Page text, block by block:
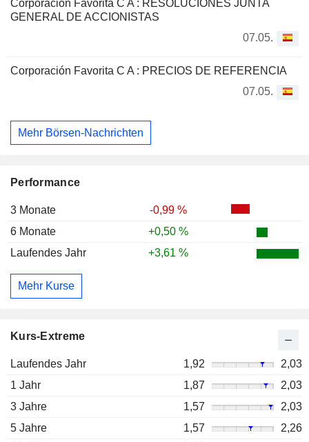
Corporación Favorita C A : RESOLUCIONES JUNTA
GENERAL DE ACCIONISTAS
07.05.
Corporación Favorita C A : PRECIOS DE REFERENCIA
07.05.
Mehr Börsen-Nachrichten
Performance
3 Monate
-0,99 %
6 Monate
+0,50 %
Laufendes Jahr
+3,61 %
Mehr Kurse
Kurs-Extreme
Laufendes Jahr 1,92
2,03
1 Jahr
1,87
2,03
3 Jahre
1,57
2,03
5 Jahre
1,57
2,26